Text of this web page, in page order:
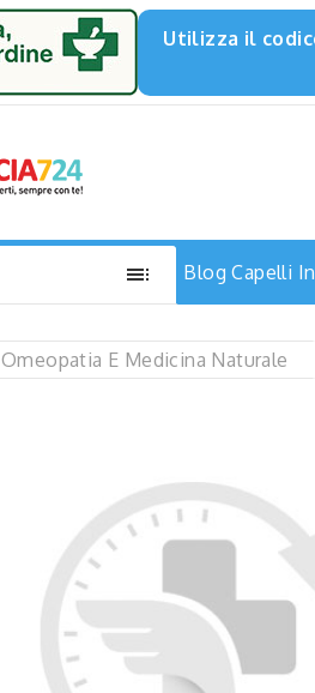
Utilizza il
 Blog Capelli
Omeopatia E Medicina Naturale